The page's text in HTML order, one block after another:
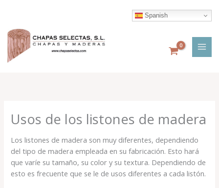
contenido
Spanish
Usos de los listones de madera
Los listones de madera son muy diferentes, dependiendo
del tipo de madera empleada en su fabricación. Esto hará
que varíe su tamaño, su color y su textura. Dependiendo de
esto es frecuente que se le de usos diferentes a cada listón.